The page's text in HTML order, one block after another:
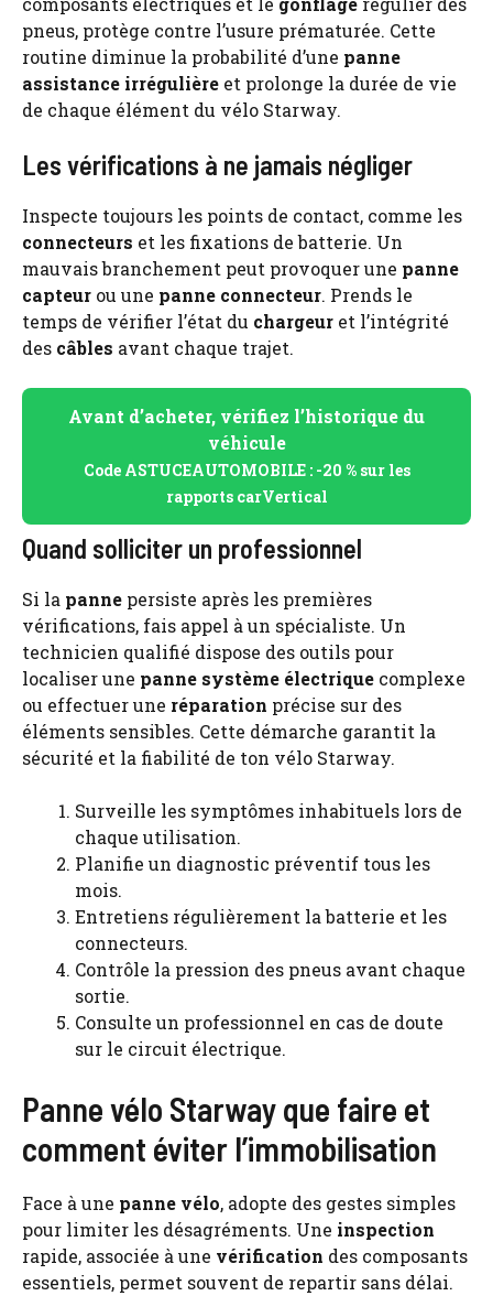
pneus, protège contre l’usure prématurée. Cette
routine diminue la probabilité d’une panne
assistance irrégulière et prolonge la durée de vie
de chaque élément du vélo Starway.
Les vérifications à ne jamais négliger
Inspecte toujours les points de contact, comme les
connecteurs et les fixations de batterie. Un
mauvais branchement peut provoquer une panne
capteur ou une panne connecteur. Prends le
temps de vérifier l’état du chargeur et l’intégrité
des câbles avant chaque trajet.
Avant d’acheter, vérifiez l’historique du
véhicule
Code ASTUCEAUTOMOBILE : -20 % sur les
rapports carVertical
Quand solliciter un professionnel
Si la panne persiste après les premières
vérifications, fais appel à un spécialiste. Un
technicien qualifié dispose des outils pour
localiser une panne système électrique complexe
ou effectuer une réparation précise sur des
éléments sensibles. Cette démarche garantit la
sécurité et la fiabilité de ton vélo Starway.
Surveille les symptômes inhabituels lors de
chaque utilisation.
Planifie un diagnostic préventif tous les
mois.
Entretiens régulièrement la batterie et les
connecteurs.
Contrôle la pression des pneus avant chaque
sortie.
Consulte un professionnel en cas de doute
sur le circuit électrique.
Panne vélo Starway que faire et
comment éviter l’immobilisation
Face à une panne vélo, adopte des gestes simples
pour limiter les désagréments. Une inspection
rapide, associée à une vérification des composants
essentiels, permet souvent de repartir sans délai.